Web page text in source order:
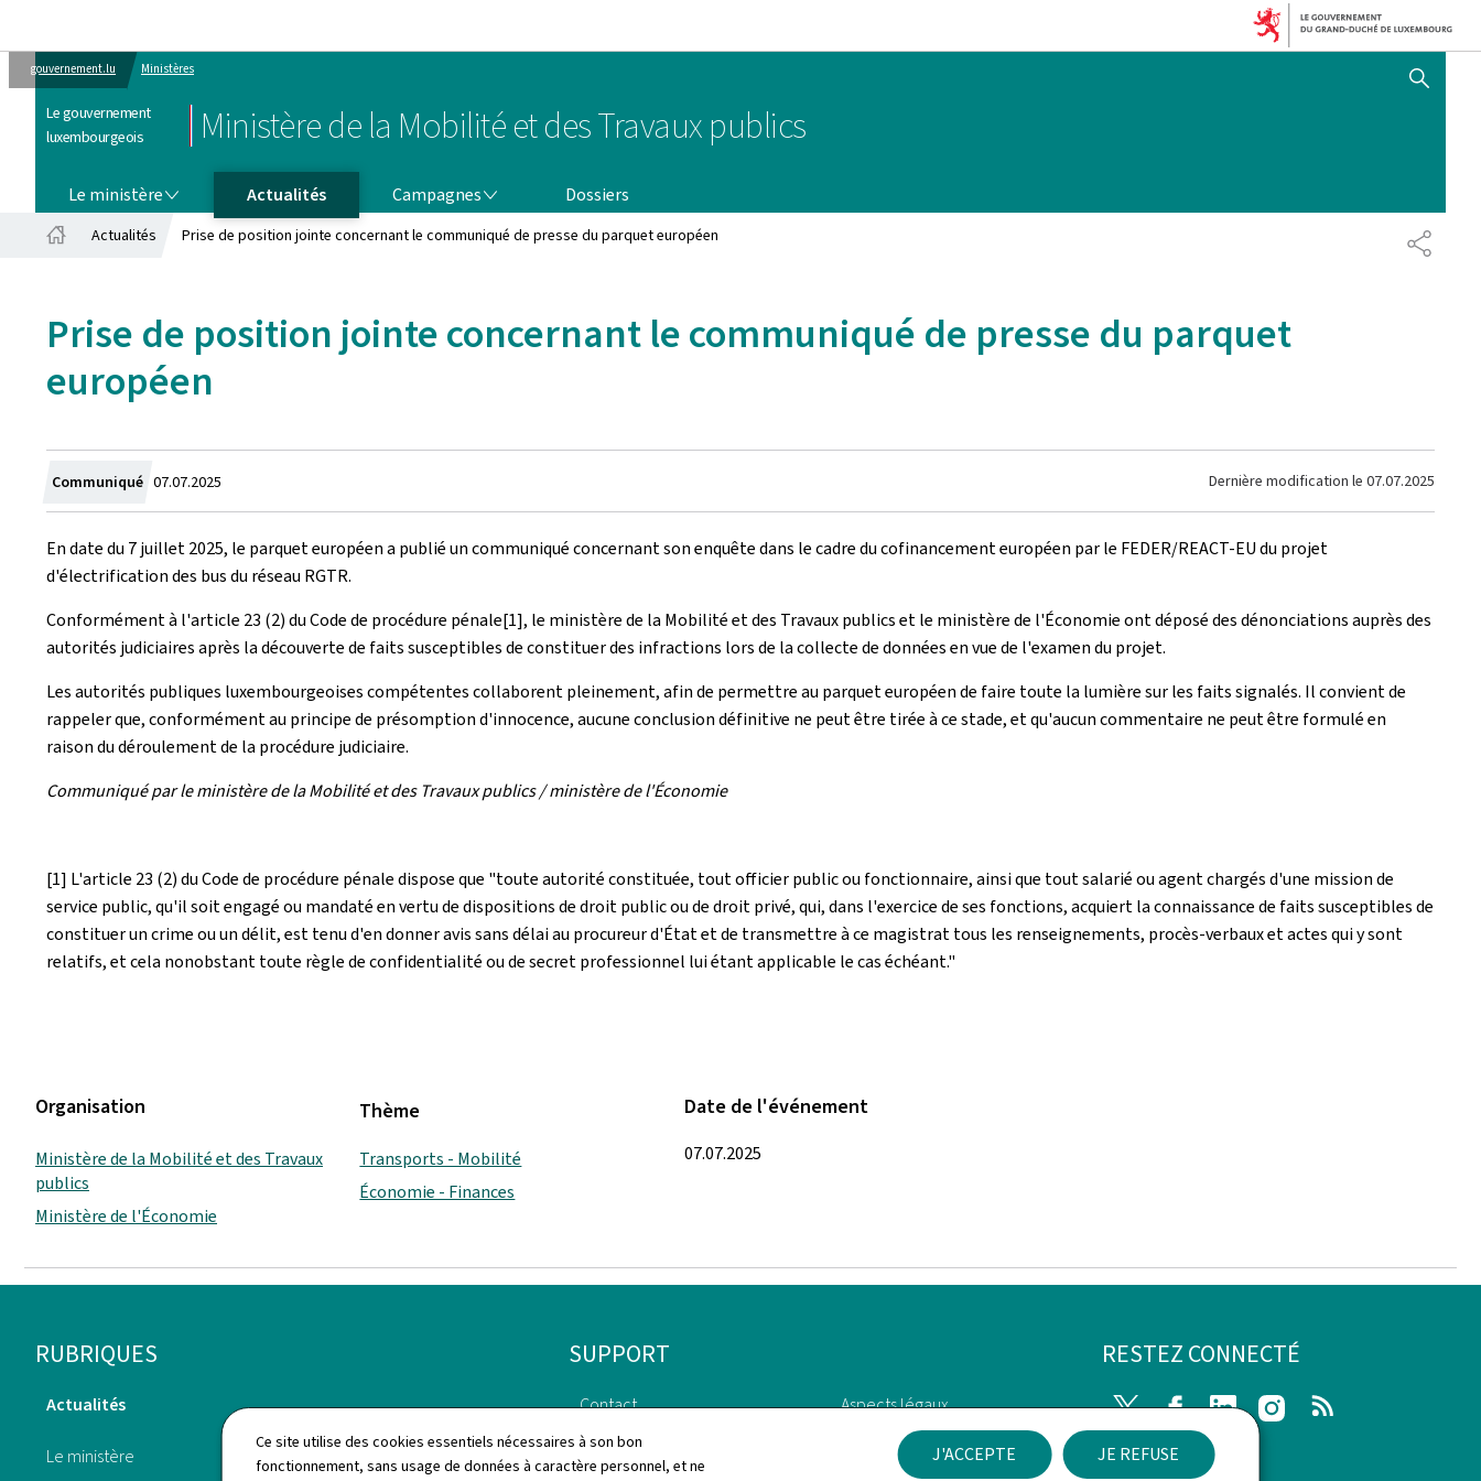
Ce site utilise des cookies essentiels nécessaires à son bon
fonctionnement, sans usage de données à caractère personnel, et ne
J'ACCEPTE JE REFUSE
gouvernement.lu Ministères
Le gouvernement
luxembourgeois
Ministère de la Mobilité et des Travaux publics
AFFICHER / MASQUER
Le ministère Actualités Campagnes
Dossiers
Actualités Prise de position jointe concernant le communiqué de presse du parquet européen
Prise de position jointe concernant le communiqué de presse du parquet
européen
Communiqué Crée
le
07.07.2025 Dernière modification le 07.07.2025
En date du 7 juillet 2025, le parquet européen a publié un communiqué concernant son enquête dans le cadre du cofinancement européen par le FEDER/REACT-EU du projet
d'électrification des bus du réseau RGTR.
Conformément à l'article 23 (2) du Code de procédure pénale[1], le ministère de la Mobilité et des Travaux publics et le ministère de l'Économie ont déposé des dénonciations auprès des
autorités judiciaires après la découverte de faits susceptibles de constituer des infractions lors de la collecte de données en vue de l'examen du projet.
Les autorités publiques luxembourgeoises compétentes collaborent pleinement, afin de permettre au parquet européen de faire toute la lumière sur les faits signalés. Il convient de
rappeler que, conformément au principe de présomption d'innocence, aucune conclusion définitive ne peut être tirée à ce stade, et qu'aucun commentaire ne peut être formulé en
raison du déroulement de la procédure judiciaire.
Communiqué par le ministère de la Mobilité et des Travaux publics / ministère de l'Économie
[1] L'article 23 (2) du Code de procédure pénale dispose que "toute autorité constituée, tout officier public ou fonctionnaire, ainsi que tout salarié ou agent chargés d'une mission de
service public, qu'il soit engagé ou mandaté en vertu de dispositions de droit public ou de droit privé, qui, dans l'exercice de ses fonctions, acquiert la connaissance de faits susceptibles de
constituer un crime ou un délit, est tenu d'en donner avis sans délai au procureur d'État et de transmettre à ce magistrat tous les renseignements, procès-verbaux et actes qui y sont
relatifs, et cela nonobstant toute règle de confidentialité ou de secret professionnel lui étant applicable le cas échéant."
Organisation
Ministère de la Mobilité et des Travaux
publics
Ministère de l'Économie
Thème
Transports - Mobilité
Économie - Finances
Date de l'événement
07.07.2025
Pied
de
RUBRIQUES
Actualités
Le ministère
Annuaire
SUPPORT
Contact
Plan du site
Aspects légaux
Déclaration d'accessibilité
RESTEZ CONNECTÉ
TwitterFacebookLinkedIn Instagram